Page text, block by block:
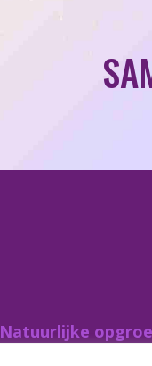
Natuurlijke